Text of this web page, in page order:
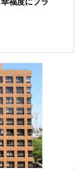
福度にプラ